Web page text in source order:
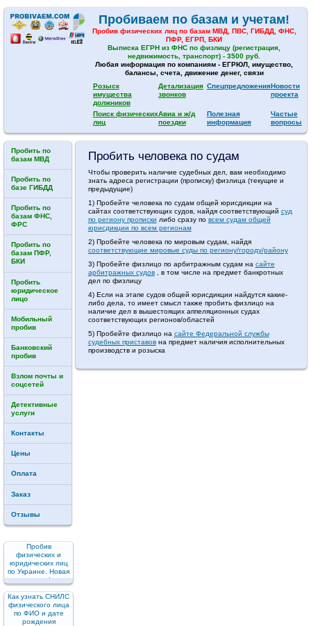
Пробиваем по базам и учетам!
Пробив физических лиц по базам МВД, ПВС, ГИБДД, ФНС,
ПФР, ЕГРП, БКИ
Выписка ЕГРН из ФНС по физлицу (регистрация,
недвижимость, транспорт) - 3500 руб.
Любая информация по компаниям - ЕГРЮЛ, имущество,
балансы, счета, движение денег, связи
Розыск
имущества
должников
Детализация
звонков
СпецпредложенияНовости
проекта
Поиск физических
лиц
Авиа и ж/д
поездки
Полезная
информация
Частые
вопросы
Пробить человека по судам
Чтобы проверить наличие судебных дел, вам необходимо
знать адреса регистрации (прописку) физлица (текущие и
предыдущие)
1) Пробейте человека по судам общей юрисдикции на
сайтах соответствующих судов, найдя соответствующий суд
по региону прописки либо сразу по всем судам общей
юрисдикции по всем регионам
2) Пробейте человека по мировым судам, найдя
соответствующие мировые суды по региону/городу/району
3) Пробейте физлицо по арбитражным судам на сайте
арбитражных судов, в том числе на предмет банкротных
дел по физлицу
4) Если на этапе судов общей юрисдикции найдутся какие-
либо дела, то имеет смысл также пробить физлицо на
наличие дел в вышестоящих аппеляционных судах
соответствующих регионов/областей
5) Пробейте физлицо на сайте Федеральной службы
судебных приставовна предмет наличия исполнительных
производств и розыска
Пробить по
базам МВД
Пробить по
базе ГИБДД
Пробить по
базам ФНС,
ФРС
Пробить по
базам ПФР,
БКИ
Пробить
юридическое
лицо
Мобильный
пробив
Банковский
пробив
Взлом почты и
соцсетей
Детективные
услуги
Контакты
Цены
Оплата
Заказ
Отзывы
Пробив
физических и
юридических лиц
по Украине. Новая
услуга!
Как узнать СНИЛС
физического лица
по ФИО и дате
рождения